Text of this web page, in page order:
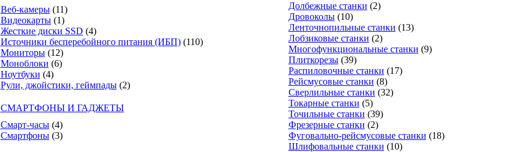
Веб-камеры (11)
Видеокарты (1)
Жесткие диски SSD (4)
Источники бесперебойного питания (ИБП) (110)
Мониторы (12)
Моноблоки (6)
Ноутбуки (4)
Рули, джойстики, геймпады (2)
СМАРТФОНЫ И ГАДЖЕТЫ
Смарт-часы (4)
Смартфоны (3)
Долбежные станки (2)
Дровоколы (10)
Ленточнопильные станки (13)
Лобзиковые станки (2)
Многофункциональные станки (9)
Плиткорезы (39)
Распиловочные станки (17)
Рейсмусовые станки (8)
Сверлильные станки (32)
Токарные станки (5)
Точильные станки (39)
Фрезерные станки (2)
Фуговально-рейсмусовые станки (18)
Шлифовальные станки (10)